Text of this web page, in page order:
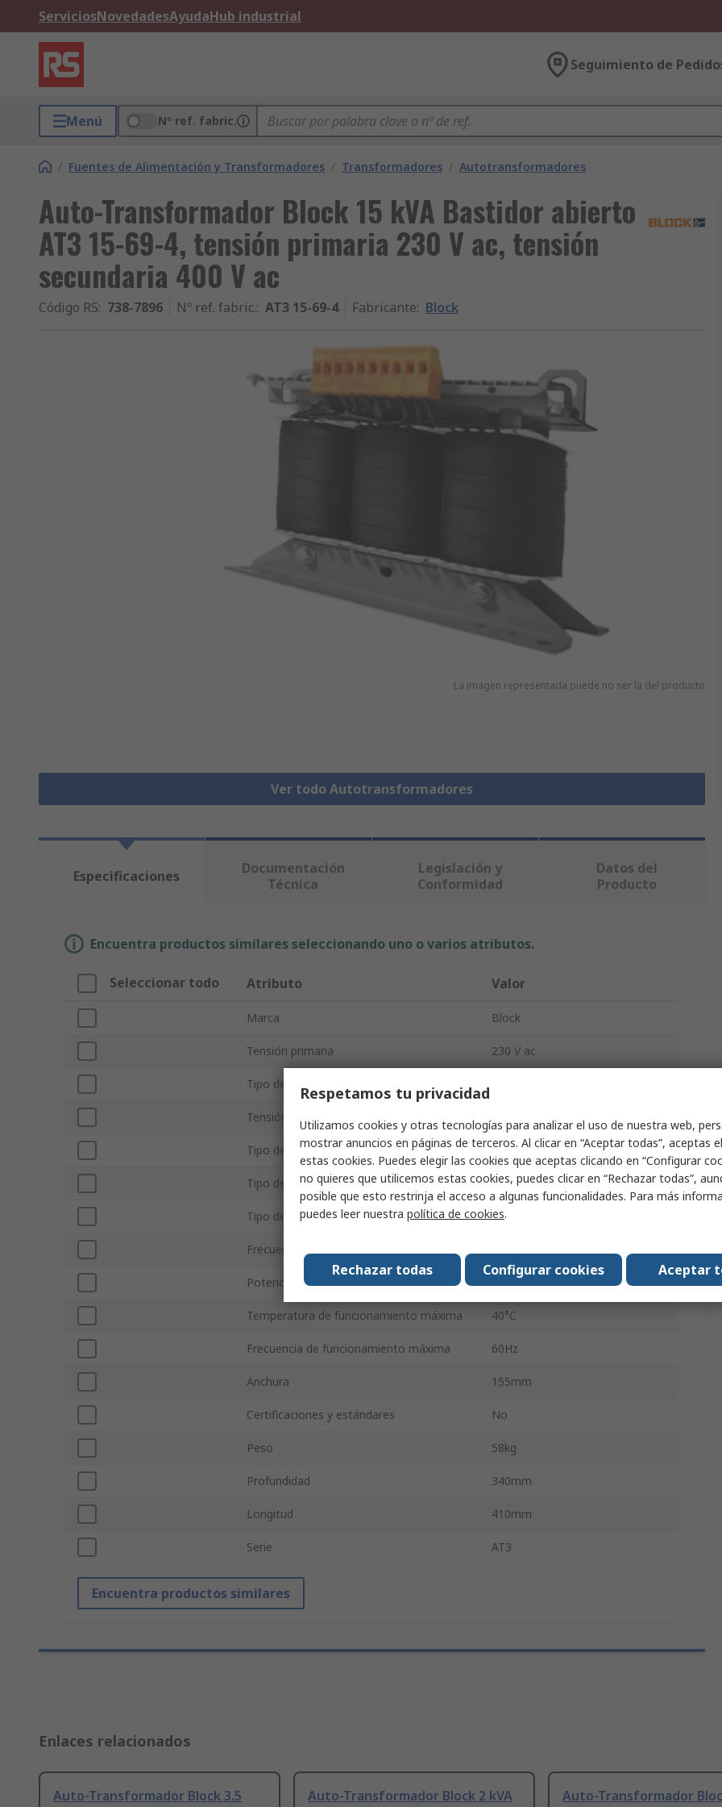
ServiciosNovedadesAyudaHub industrial
Seguimiento de
Menú Nº ref. fabric.
/ Fuentes de Alimentación y Transformadores / Transformadores / Autotransformadores
Auto-Transformador Block 15 kVA Bastidor abierto
AT3 15-69-4, tensión primaria 230 V ac, tensión
secundaria 400 V ac
Código RS: 738-7896 Nº ref. fabric.: AT3 15-69-4 Fabricante: Block
La imagen representada puede no ser la del producto
Ver todo Autotransformadores
Especificaciones
Documentación
Técnica
Legislación y
Conformidad
Datos del
Producto
Encuentra productos similares seleccionando uno o varios atributos.
Seleccionar todo Atributo Valor
Marca Block
Tensión primaria 230 V ac
Tipo de producto
Tensión secundaria
Tipo de batería Bastidor abierto
Tipo de montaje Pared, Chasis, Apoyo en el suelo
Tipo de Terminación Roscado
Frecuencia de funcionamiento mínima
Potencia secundaria 15kVA
Temperatura de funcionamiento máxima 40°C
Frecuencia de funcionamiento máxima 60Hz
Anchura 155mm
Certificaciones y estándares No
Peso 58kg
Profundidad 340mm
Longitud 410mm
Serie AT3
Encuentra productos similares
Enlaces relacionados
Auto-Transformador Block 3.5
Auto-Transformador Block 2 kVA
Auto-Transformador
Respetamos tu privacidad
Utilizamos cookies y otras tecnologías para analizar el uso de nuestra web,
mostrar anuncios en páginas de terceros. Al clicar en “Aceptar todas”, aceptas
estas cookies. Puedes elegir las cookies que aceptas clicando en “Configurar
no quieres que utilicemos estas cookies, puedes clicar en “Rechazar todas”,
posible que esto restrinja el acceso a algunas funcionalidades. Para más
puedes leer nuestra política de cookies.
Aceptar
Configurar cookies
Rechazar todas